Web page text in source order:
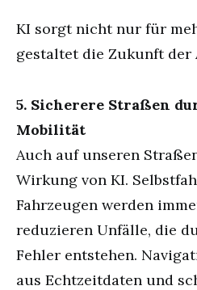
KI sorgt nicht nur für
gestaltet die Zukunft der
5. Sicherere Straßen
Mobilität
Auch auf unseren
Wirkung von KI.
Fahrzeugen werden
reduzieren Unfälle, die
Fehler entstehen.
aus Echtzeitdaten und